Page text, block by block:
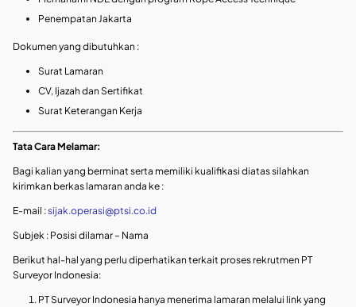
Penempatan Jakarta
Dokumen yang dibutuhkan :
Surat Lamaran
CV, Ijazah dan Sertifikat
Surat Keterangan Kerja
Tata Cara Melamar:
Bagi kalian yang berminat serta memiliki kualifikasi diatas silahkan
kirimkan berkas lamaran anda ke :
E-mail :sijak.operasi@ptsi.co.id
Subjek : Posisi dilamar – Nama
Berikut hal-hal yang perlu diperhatikan terkait proses rekrutmen PT
Surveyor Indonesia:
PT Surveyor Indonesia hanya menerima lamaran melalui link yang